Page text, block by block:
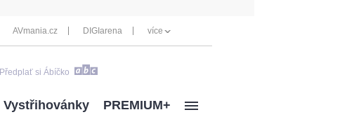
AVmania.cz DIGIarena více
Předplať si Ábíčko
Vystřihovánky PREMIUM+